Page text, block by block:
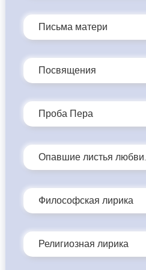
Письма матери
Посвящения
Проба Пера
Опавшие листья любви...
Философская лирика
Религиозная лирика